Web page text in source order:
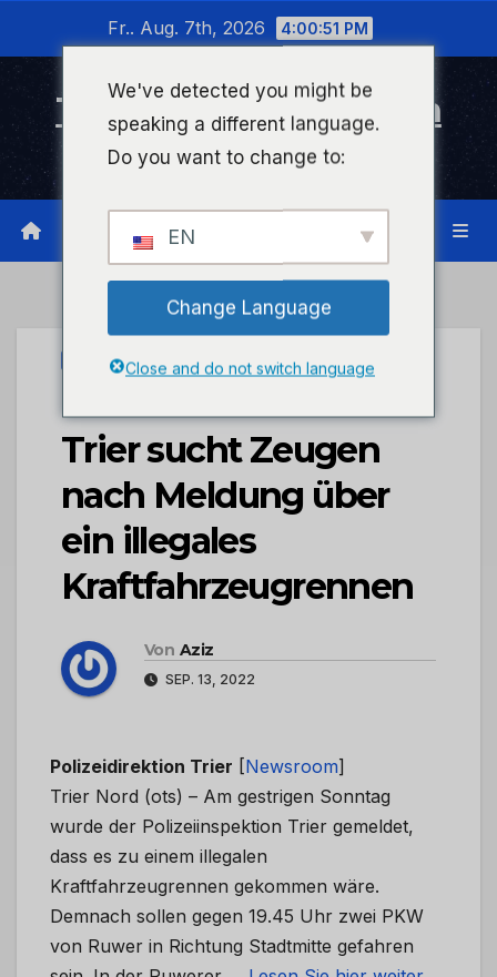
wechseln
Fr.. Aug. 7th, 2026 4:00:51 PM
Timeline Bad Kreuznach
Infonetzwerk für Bad Kreuznach
UNCATEGORIZED
POL-PDTR: Polizei
Trier sucht Zeugen
nach Meldung über
ein illegales
Kraftfahrzeugrennen
Von Aziz
SEP. 13, 2022
Polizeidirektion Trier [Newsroom]
Trier Nord (ots) – Am gestrigen Sonntag
wurde der Polizeiinspektion Trier gemeldet,
dass es zu einem illegalen
Kraftfahrzeugrennen gekommen wäre.
Demnach sollen gegen 19.45 Uhr zwei PKW
von Ruwer in Richtung Stadtmitte gefahren
We've detected you might be
speaking a different language.
Do you want to change to:
EN
Change Language
Close and do not switch language